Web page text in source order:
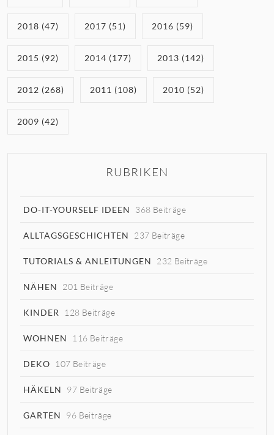
2018 (47) 2017 (51) 2016 (59)
2015 (92) 2014 (177) 2013 (142)
2012 (268) 2011 (108) 2010 (52)
2009 (42)
RUBRIKEN
DO-IT-YOURSELF IDEEN 368 Beiträge
ALLTAGSGESCHICHTEN 237 Beiträge
TUTORIALS & ANLEITUNGEN 232 Beiträge
NÄHEN 201 Beiträge
KINDER 128 Beiträge
WOHNEN 116 Beiträge
DEKO 107 Beiträge
HÄKELN 97 Beiträge
GARTEN 96 Beiträge